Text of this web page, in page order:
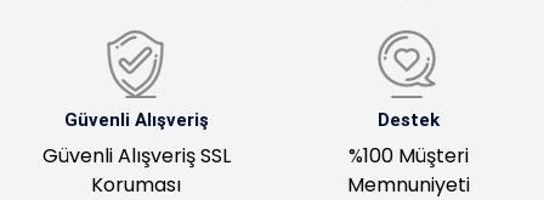
Güvenli Alışveriş
Güvenli Alışveriş SSL
Koruması
Destek
%100 Müşteri
Memnuniyeti